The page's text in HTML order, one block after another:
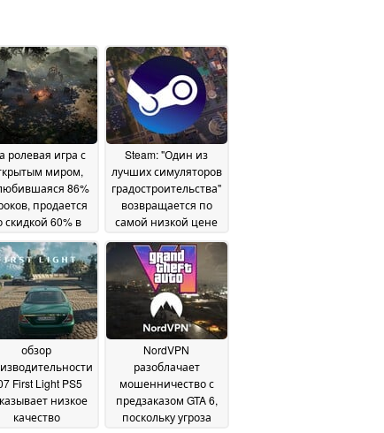
ролевая игра с
миром,
86%
продается
скидкой 60% в
31 May 2026
Steam: "Один из
лучших симуляторов
градостроительства"
возвращается по
самой низкой цене
28 May 2026
обзор
First Light PS5
низкое
качество
NordVPN
разоблачает
мошенничество с
предзаказом GTA 6,
поскольку угроза